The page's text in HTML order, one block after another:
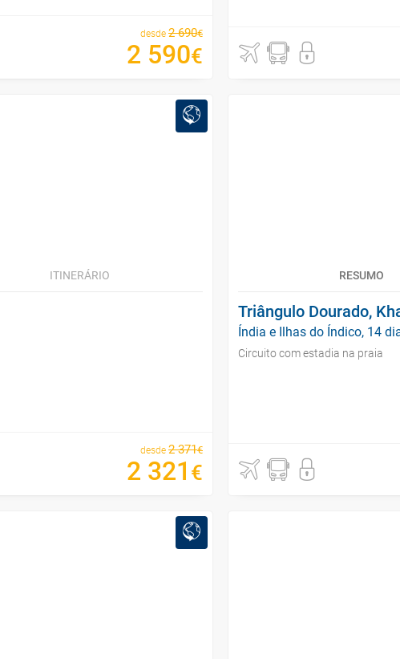
desde 2 690€
2 590€
ITINERÁRIO
desde 2 371€
2 321 €
RESUMO
Triângulo Dourado,
Índia e Ilhas do Índico, 14
Circuito com estadia na praia